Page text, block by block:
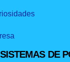
SISTEMAS DE